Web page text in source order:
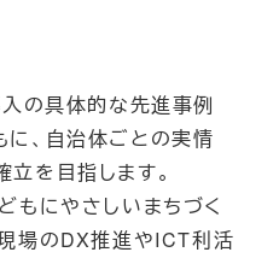
の具体的な先進事例
、自治体ごとの実情
を目指します。
もにやさしいまちづく
場のDX推進やICT利活